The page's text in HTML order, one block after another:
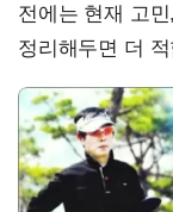
전에는 현재 고
정리해두면 더